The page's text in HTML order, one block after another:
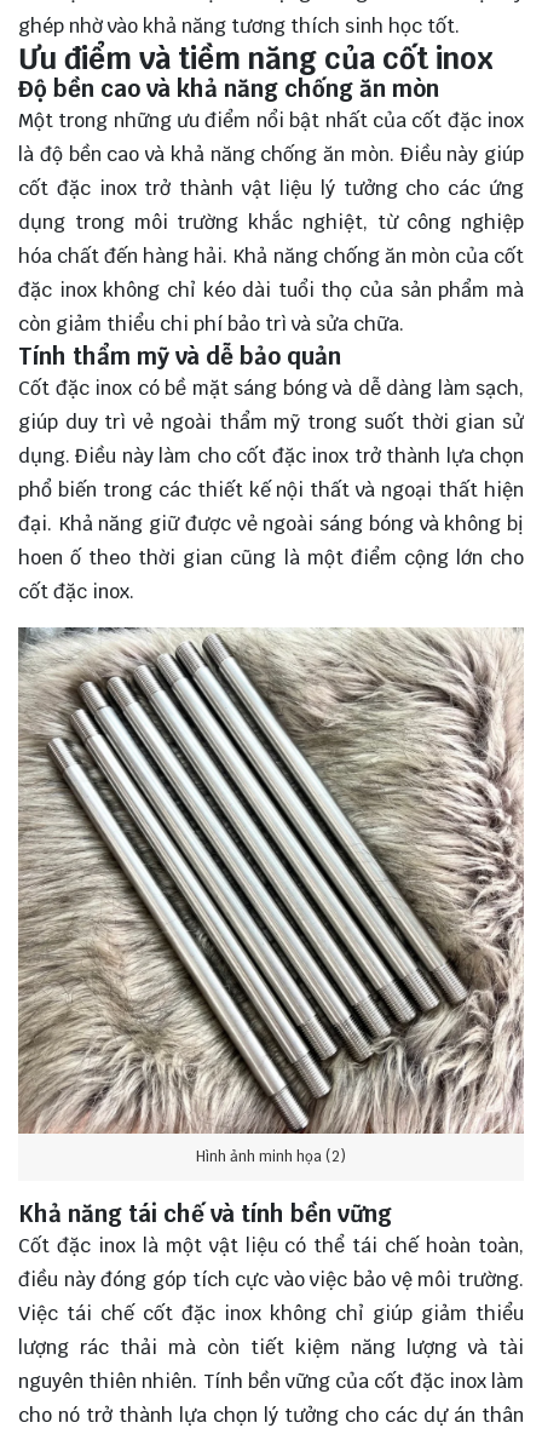
ghép nhờ vào khả năng tương thích sinh học tốt.
Ưu điểm và tiềm năng của cốt inox
Độ bền cao và khả năng chống ăn mòn
Một trong những ưu điểm nổi bật nhất của cốt đặc inox
là độ bền cao và khả năng chống ăn mòn. Điều này giúp
cốt đặc inox trở thành vật liệu lý tưởng cho các ứng
dụng trong môi trường khắc nghiệt, từ công nghiệp
hóa chất đến hàng hải. Khả năng chống ăn mòn của cốt
đặc inox không chỉ kéo dài tuổi thọ của sản phẩm mà
còn giảm thiểu chi phí bảo trì và sửa chữa.
Tính thẩm mỹ và dễ bảo quản
Cốt đặc inox có bề mặt sáng bóng và dễ dàng làm sạch,
giúp duy trì vẻ ngoài thẩm mỹ trong suốt thời gian sử
dụng. Điều này làm cho cốt đặc inox trở thành lựa chọn
phổ biến trong các thiết kế nội thất và ngoại thất hiện
đại. Khả năng giữ được vẻ ngoài sáng bóng và không bị
hoen ố theo thời gian cũng là một điểm cộng lớn cho
cốt đặc inox.
Hình ảnh minh họa (2)
Khả năng tái chế và tính bền vững
Cốt đặc inox là một vật liệu có thể tái chế hoàn toàn,
điều này đóng góp tích cực vào việc bảo vệ môi trường.
Việc tái chế cốt đặc inox không chỉ giúp giảm thiểu
lượng rác thải mà còn tiết kiệm năng lượng và tài
nguyên thiên nhiên. Tính bền vững của cốt đặc inox làm
cho nó trở thành lựa chọn lý tưởng cho các dự án thân